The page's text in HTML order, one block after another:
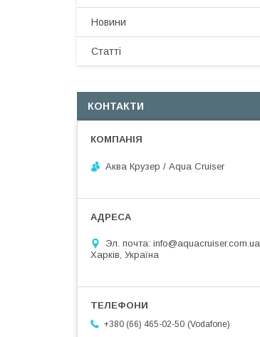
Новини
Статті
КОНТАКТИ
Аква Крузер / Aqua Cruiser
Эл. почта: info@aquacruiser.com.ua,
Харків, Україна
+380 (66) 465-02-50 Vodafone